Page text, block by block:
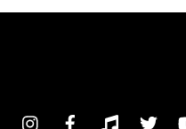
Insta Facebook